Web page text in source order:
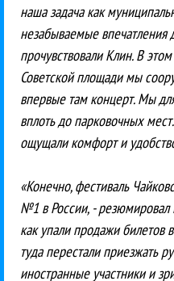
наша задача как
незабываемые впечатления
прочувствовали Клин. В
Советской площади мы
впервые там концерт. Мы
вплоть до парковочных
ощущали комфорт и
«Конечно, фестиваль
№1 в России, -
как упали продажи билетов
туда перестали приезжать
иностранные участники и